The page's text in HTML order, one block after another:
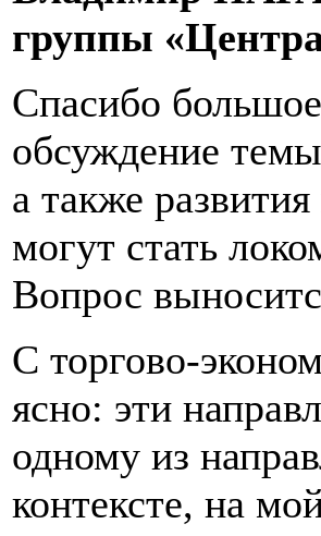
группы
Спасибо
обсуждение темы
а также
могут стать
Вопрос
С торгово-
ясно: эти
одному из
контексте, на